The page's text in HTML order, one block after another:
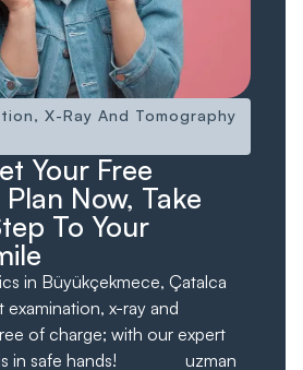
X-Ray And Tomography
Your Free
Now, Take
To Your
in Büyükçekmece, Çatalca
examination, x-ray and
of charge; with our expert
in safe hands!
uzman